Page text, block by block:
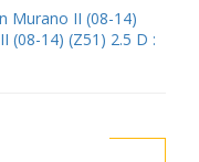
Murano II (08-14)
(08-14) (Z51) 2.5 D :